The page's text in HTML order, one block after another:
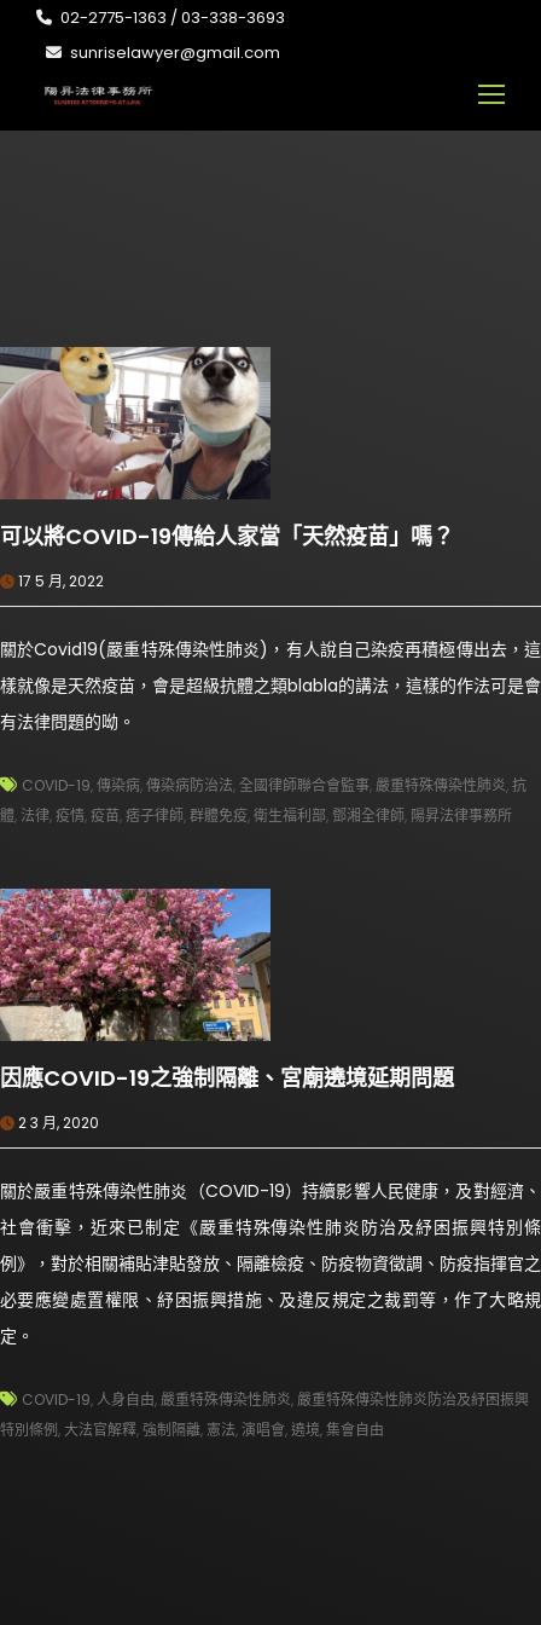
02-2775-1363 / 03-338-3693
sunriselawyer@gmail.com
可以將COVID-19傳給人家當「天然疫苗」嗎？
17 5 月, 2022
關於Covid19(嚴重特殊傳染性肺炎)，有人說自己染疫再積極傳出去，這
樣就像是天然疫苗，會是超級抗體之類blabla的講法，這樣的作法可是會
有法律問題的呦。
COVID-19,傳染病,傳染病防治法, 全國律師聯合會監事, 嚴重特殊傳染性肺炎,抗
體, 法律,疫情,疫苗,痞子律師,群體免疫,衛生福利部, 鄧湘全律師, 陽昇法律事務所
因應COVID-19之強制隔離、宮廟遶境延期問題
2 3 月, 2020
關於嚴重特殊傳染性肺炎（COVID-19）持續影響人民健康，及對經濟、
社會衝擊，近來已制定《嚴重特殊傳染性肺炎防治及紓困振興特別條
例》，對於相關補貼津貼發放、隔離檢疫、防疫物資徵調、防疫指揮官之
必要應變處置權限、紓困振興措施、及違反規定之裁罰等，作了大略規
定。
COVID-19, 人身自由, 嚴重特殊傳染性肺炎, 嚴重特殊傳染性肺炎防治及紓困振興
特別條例, 大法官解釋,強制隔離, 憲法, 演唱會,遶境,集會自由